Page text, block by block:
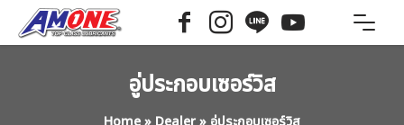
อู่ประกอบเซอร์วิส